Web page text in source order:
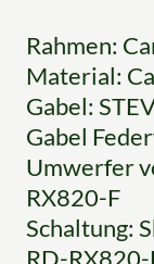
Rahmen:
Material:
Gabel:
Gabel
Umwerfer
RX820-F
Schaltung:
RD-